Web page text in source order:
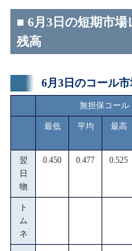
■ 6月3日の短期市
残高
6月3日のコール
無担保コール
最低 平均 最高
翌
日
物
0.450 0.477 0.525
ト
ム
ネ